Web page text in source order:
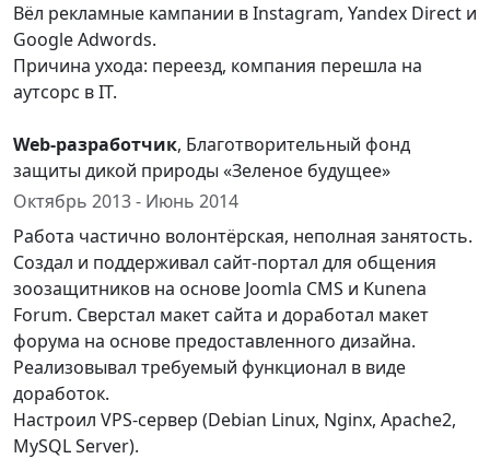
Вёл рекламные кампании в Instagram, Yandex Direct и
Google Adwords.
Причина ухода: переезд, компания перешла на
аутсорс в IT.
Web-разработчик, Благотворительный фонд
защиты дикой природы «Зеленое будущее»
Октябрь 2013 - Июнь 2014
Работа частично волонтёрская, неполная занятость.
Создал и поддерживал сайт-портал для общения
зоозащитников на основе Joomla CMS и Kunena
Forum. Сверстал макет сайта и доработал макет
форума на основе предоставленного дизайна.
Реализовывал требуемый функционал в виде
доработок.
Настроил VPS-сервер (Debian Linux, Nginx, Apache2,
MySQL Server).